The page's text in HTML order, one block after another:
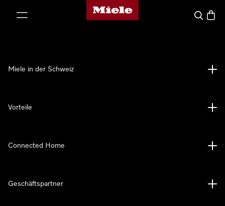
Miele-Homepage
Suche
Miele in der Schweiz
Vorteile
Connected Home
Geschäftspartner